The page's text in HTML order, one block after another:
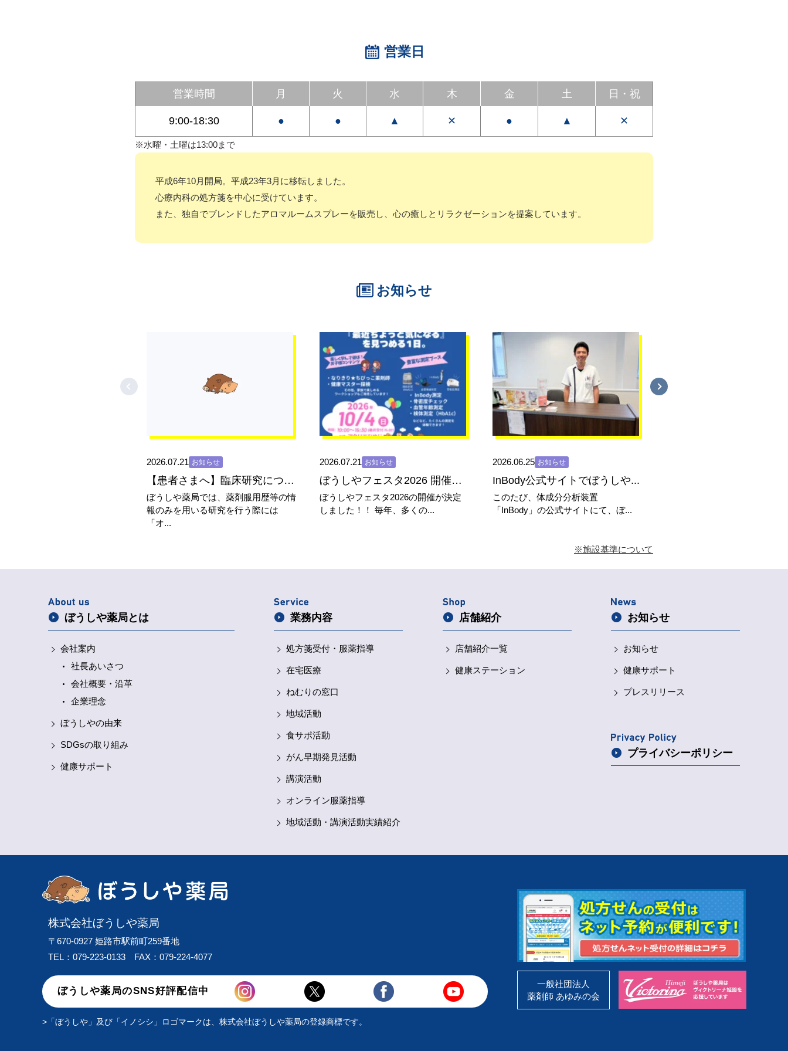
営業日
営業時間 月 火 水 木 金 土 日 ・ 祝
9:00-18:30 ● ● ▲ ✕ ● ▲ ✕
※水曜・土曜は13:00まで
平成6年10月開局。平成23年3月に移転しました。
心療内科の処方箋を中心に受けています。
また、独自でブレンドしたアロマルームスプレーを販売し、心の癒しとリラクゼーションを提案しています。
お知らせ
2026.07.21 お知らせ
【患者さまへ】臨床研究についての...
ぼうしや薬局では、薬剤服用歴等の情
報のみを用いる研究を行う際には
「オ...
2026.07.21 お知らせ
ぼうしやフェスタ2026 開催決...
ぼうしやフェスタ2026の開催が決定
しました！！ 毎年、多くの...
2026.06.25 お知らせ
InBody公式サイトでぼうしや...
このたび、体成分分析装置
「InBody」の公式サイトにて、ぼ...
※施設基準について
ぼうしや薬局とは
会社案内
社長あいさつ
会社概要・沿革
企業理念
ぼうしやの由来
SDGsの取り組み
健康サポート
業務内容
処方箋受付・ 服薬指導
在宅医療
ねむりの窓口
地域活動
食サポ活動
がん早期発見活動
講演活動
オンライン服薬指導
地域活動・講演活動実績紹介
店舗紹介
店舗紹介一覧
健康ステーション
お知らせ
お知らせ
健康サポート
プレスリリース
プライバシーポリシー
株式会社ぼうしや薬局
〒670-0927 姫路市駅前町259番地
TEL：079-223-0133 FAX：079-224-4077
ぼうしや薬局のSNS好評配信中
一般社団法人
薬剤師 あゆみの会
>「ぼうしや」及び「イノシシ」ロゴマークは、株式会社ぼうしや薬局の登録商標です。